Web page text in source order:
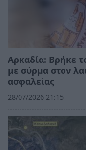
Αρκαδία: Βρήκε
με σύρμα στον
ασφαλείας
28/07/2026 21:15